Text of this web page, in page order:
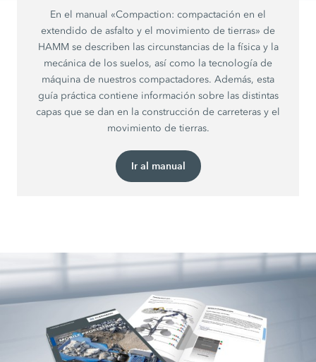
En el manual «Compaction: compactación en el
extendido de asfalto y el movimiento de tierras» de
HAMM se describen las circunstancias de la física y la
mecánica de los suelos, así como la tecnología de
máquina de nuestros compactadores. Además, esta
guía práctica contiene información sobre las distintas
capas que se dan en la construcción de carreteras y el
movimiento de tierras.
Ir al manual